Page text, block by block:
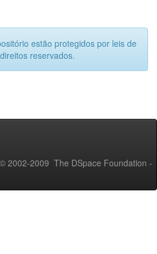
estão protegidos por leis de
reservados.
2002-2009 The DSpace Foundation -